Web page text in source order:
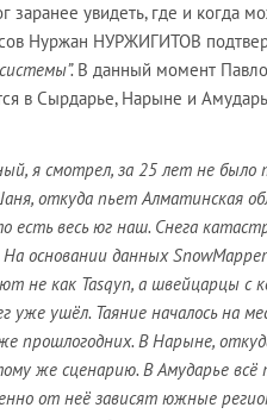
заранее увидеть, где и когда
Нуржан НУРЖИГИТОВ
В данный момент
в Сырдарье, Нарыне и
я смотрел, за 25 лет не было
откуда пьет Алматинская
есть весь юг наш. Снега
основании данных
не как Tasqyn, а швейцарцы
уже ушёл. Таяние началось на
прошлогодних. В Нарыне,
же сценарию. В Амударье
от неё зависят южные